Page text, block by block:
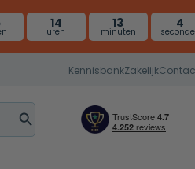
14
uren
13
minuten
3
KennisbankZakelijk